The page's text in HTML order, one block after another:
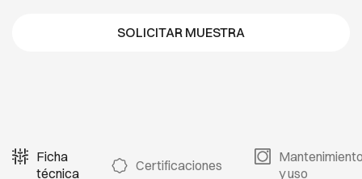
SOLICITAR MUESTRA
Ficha
técnica
Certificaciones
y uso